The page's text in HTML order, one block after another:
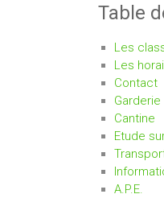
Table
Les
Les
Contact
Garderie
Cantine
Etude
A.P.E.